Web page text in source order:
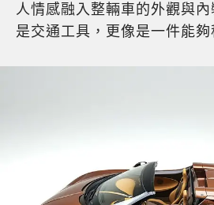
人情感融入整輛車的外觀與
是交通工具，更像是一件能夠